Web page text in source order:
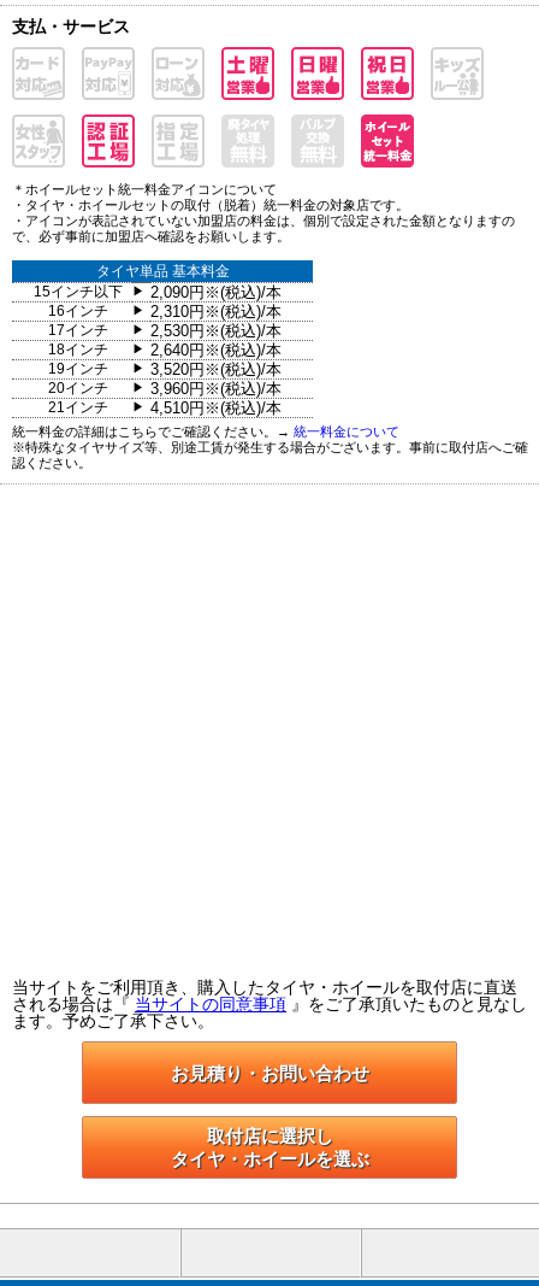
支払・サービス
＊ホイールセット統一料金アイコンについて
・タイヤ・ホイールセットの取付（脱着）統一料金の対象店です。
・アイコンが表記されていない加盟店の料金は、個別で設定された金額となりますの
で、必ず事前に加盟店へ確認をお願いします。
タイヤ単品 基本料金
15インチ以下
▶ 2,090円※(税込)/本
16インチ ▶ 2,310円※(税込)/本
17インチ ▶ 2,530円※(税込)/本
18インチ ▶ 2,640円※(税込)/本
19インチ ▶ 3,520円※(税込)/本
20インチ ▶ 3,960円※(税込)/本
21インチ ▶ 4,510円※(税込)/本
統一料金の詳細はこちらでご確認ください。→ 統一料金について
※特殊なタイヤサイズ等、別途工賃が発生する場合がございます。事前に取付店へご確
認ください。
当サイトをご利用頂き、購入したタイヤ・ホイールを取付店に直送
される場合は『 当サイトの同意事項 』をご了承頂いたものと見なし
ます。予めご了承下さい。
お見積り・お問い合わせ
取付店に選択し
タイヤ・ホイールを選ぶ